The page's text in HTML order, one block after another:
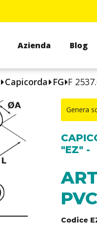
Azienda Blog
Capicorda FG F
Genera
"EZ" -
PVC
Codice